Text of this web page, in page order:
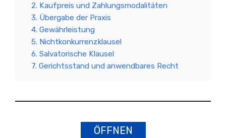
2. Kaufpreis und Zahlungsmodalitäten
3. Übergabe der Praxis
4. Gewährleistung
5. Nichtkonkurrenzklausel
6. Salvatorische Klausel
7. Gerichtsstand und anwendbares Recht
ÖFFNEN